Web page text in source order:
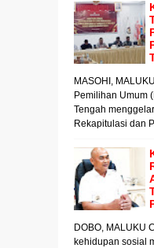
MASOHI,
Pemilihan Umum
Tengah
Rekapitulasi dan
DOBO, MALUKU
kehidupan sosial